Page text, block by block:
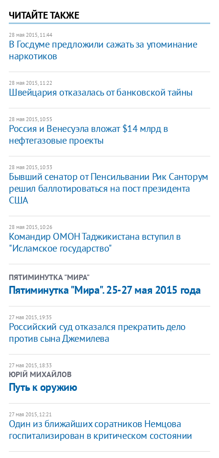
ЧИТАЙТЕ ТАКЖЕ
28 мая 2015, 11:44
В Госдуме предложили сажать за упоминание
наркотиков
28 мая 2015, 11:22
Швейцария отказалась от банковской тайны
28 мая 2015, 10:55
Россия и Венесуэла вложат $14 млрд в
нефтегазовые проекты
28 мая 2015, 10:33
Бывший сенатор от Пенсильвании Рик Санторум
решил баллотироваться на пост президента
США
28 мая 2015, 10:26
Командир ОМОН Таджикистана вступил в
"Исламское государство"
ПЯТИМИНУТКА "МИРА"
Пятиминутка "Мира". 25-27 мая 2015 года
27 мая 2015, 19:35
Российский суд отказался прекратить дело
против сына Джемилева
27 мая 2015, 18:33
ЮРІЙ МИХАЙЛОВ
Путь к оружию
27 мая 2015, 12:21
Один из ближайших соратников Немцова
госпитализирован в критическом состоянии